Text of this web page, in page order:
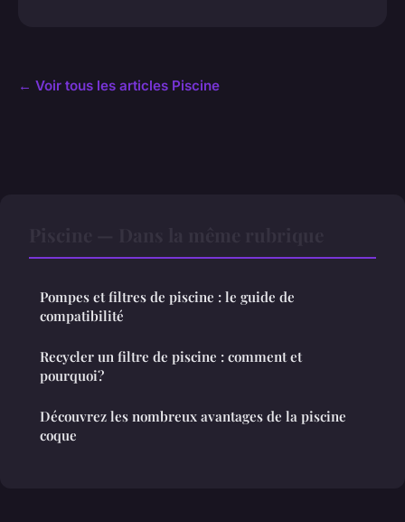
← Voir tous les articles Piscine
Pompes et filtres de piscine : le guide de
compatibilité
Recycler un filtre de piscine : comment et
pourquoi?
Découvrez les nombreux avantages de la piscine
coque